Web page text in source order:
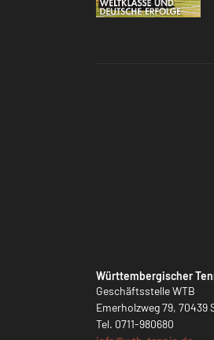
Württembergischer
Geschäftsstelle WTB
Emerholzweg 79, 70439
Tel. 0711-980680